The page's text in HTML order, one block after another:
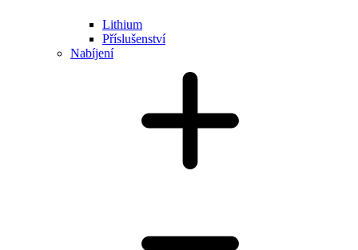
Lithium
Příslušenství
Nabíjení